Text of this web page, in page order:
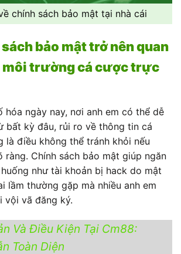
chính sách bảo mật tại nhà cái
bảo mật trở nên quan
trường cá cược trực
hóa ngày nay, nơi anh em có thể dễ
bất kỳ đâu, rủi ro về thông tin cá
là điều không thể tránh khỏi nếu
ràng. Chính sách bảo mật giúp ngăn
như tài khoản bị hack do mật
lầm thường gặp mà nhiều anh em
vội vã đăng ký.
Và Điều Kiện Tại Cm88:
Toàn Diện